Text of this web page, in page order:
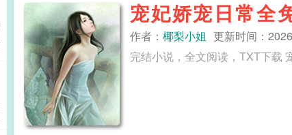
宠妃娇宠日常全
作者： 椰梨小姐 更新时间：
完